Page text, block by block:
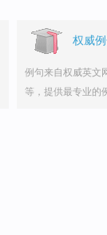
权威
例句来自权威英文
等，提供最专业的